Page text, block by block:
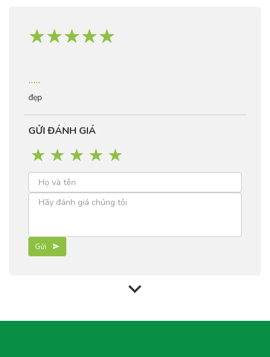
☆☆☆☆☆
.....
đẹp
GỬI ĐÁNH GIÁ
☆
☆
☆
☆
☆
Gửi